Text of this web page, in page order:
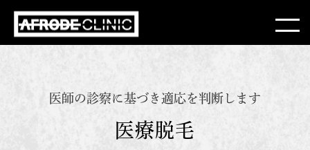
医師の診察に基づき適応を判断します
医療脱毛